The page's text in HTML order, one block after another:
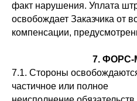
факт нарушения. Уплата
освобождает Заказчика от
компенсации,
7.
7.1. Стороны
частичное или полное